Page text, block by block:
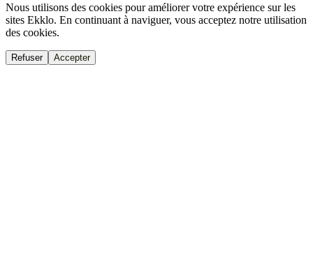
Nous utilisons des cookies pour améliorer votre expérience sur les
sites Ekklo. En continuant à naviguer, vous acceptez notre utilisation
des cookies.
Refuser Accepter